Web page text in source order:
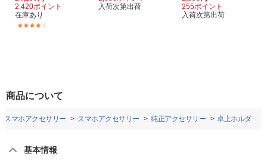
2,420ポイント
在庫あり
入荷次第出荷
255ポイント
入荷次第出荷
商品について
スマホアクセサリー スマホアクセサリー 純正アクセサリー 卓上ホルダ
基本情報